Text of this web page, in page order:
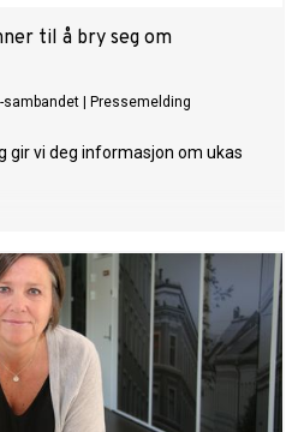
til å bry seg om
sambandet Pressemelding
gir vi deg informasjon om ukas